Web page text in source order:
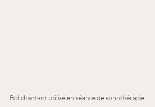
Bol chantant utilisé en séance de sonothérapie.